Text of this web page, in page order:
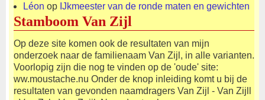
Léon op IJkmeester van de ronde maten en gewichten
Stamboom Van Zijl
Op deze site komen ook de resultaten van mijn
onderzoek naar de familienaam Van Zijl, in alle varianten.
Voorlopig zijn die nog te vinden op de 'oude' site:
ww.moustache.nu Onder de knop inleiding komt u bij de
resultaten van gevonden naamdragers Van Zijl - Van Zijll